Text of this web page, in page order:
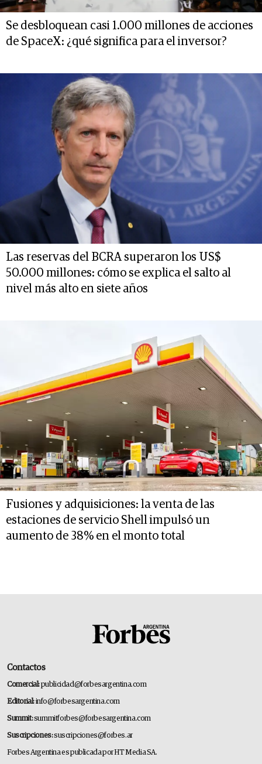
Se desbloquean casi 1.000 millones de acciones
de SpaceX: ¿qué significa para el inversor?
Las reservas del BCRA superaron los US$
50.000 millones: cómo se explica el salto al
nivel más alto en siete años
Fusiones y adquisiciones: la venta de las
estaciones de servicio Shell impulsó un
aumento de 38% en el monto total
Contactos
Comercial:publicidad@forbesargentina.com
Editorial:info@forbesargentina.com
Summit:summitforbes@forbesargentina.com
Suscripciones:suscripciones@forbes.ar
Forbes Argentina es publicada por HT Media SA.